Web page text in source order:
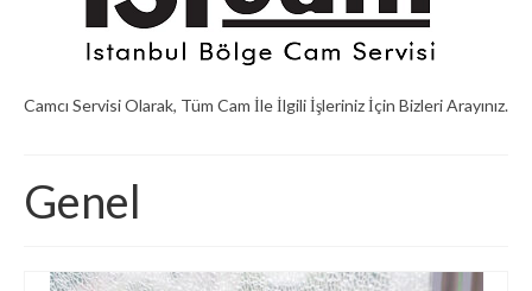
Camcı Servisi Olarak, Tüm Cam İle İlgili İşleriniz İçin Bizleri Arayınız.
Genel